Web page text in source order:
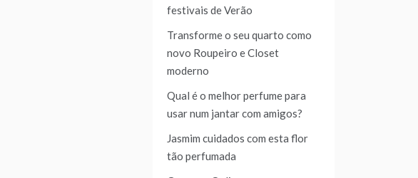
festivais de Verão
Transforme o seu quarto como
novo Roupeiro e Closet
moderno
Qual é o melhor perfume para
usar num jantar com amigos?
Jasmim cuidados com esta flor
tão perfumada